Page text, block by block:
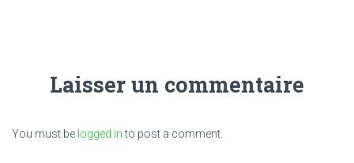
Laisser un commentaire
You must be logged into post a comment.